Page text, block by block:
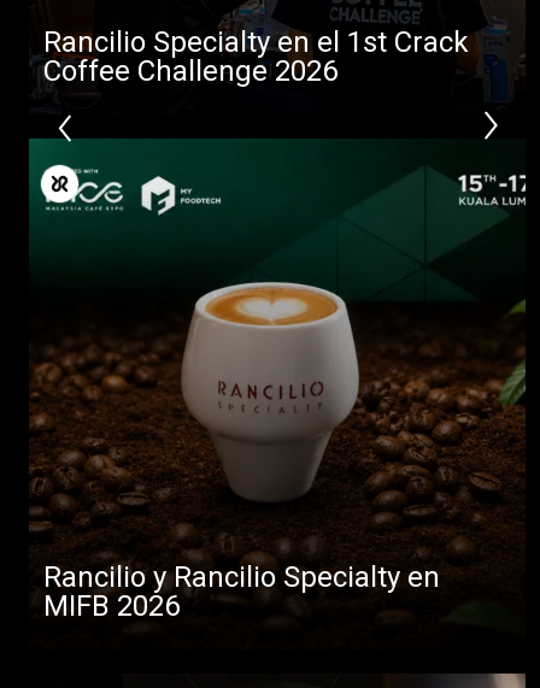
Rancilio Specialty en el 1st Crack
Coffee Challenge 2026
Rancilio y Rancilio Specialty en
MIFB 2026